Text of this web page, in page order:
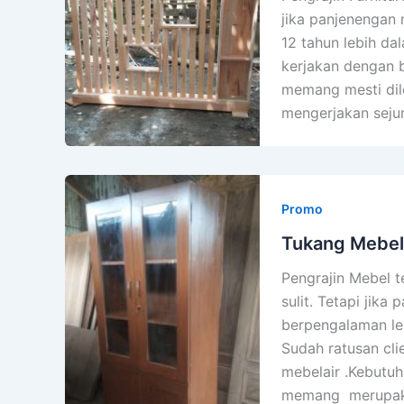
jika
12 tahun lebih
kerjakan dengan
memang mesti
mengerjakan
Promo
Tukang
Pengrajin Mebel
sulit. Tetapi jika
berpengalaman
Sudah ratusan
mebelair
memang